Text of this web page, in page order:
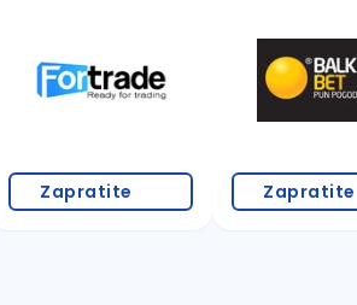
Zapratite Zapratite